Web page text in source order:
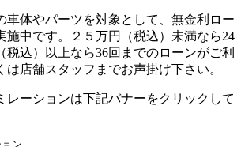
車体やパーツを対象として、無金利ロー
施中です。２５万円（税込）未満なら24
税込）以上なら36回までのローンがご利
は店舗スタッフまでお声掛け下さい。
レーションは下記バナーをクリックして